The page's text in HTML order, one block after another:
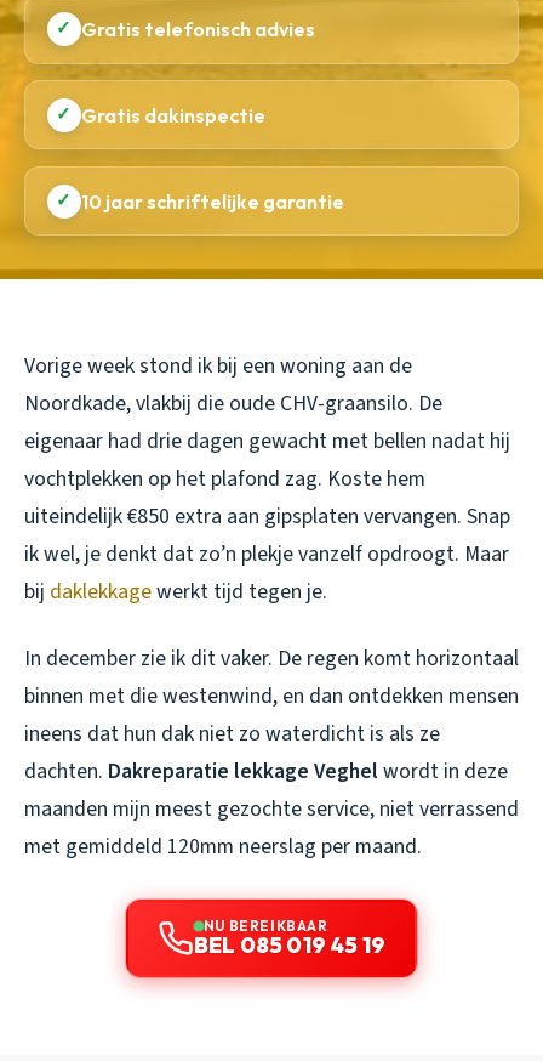
✓ Gratis telefonisch advies
✓ Gratis dakinspectie
✓ 10 jaar schriftelijke garantie
Vorige week stond ik bij een woning aan de
Noordkade, vlakbij die oude CHV-graansilo. De
eigenaar had drie dagen gewacht met bellen nadat hij
vochtplekken op het plafond zag. Koste hem
uiteindelijk €850 extra aan gipsplaten vervangen. Snap
ik wel, je denkt dat zo’n plekje vanzelf opdroogt. Maar
bij daklekkagewerkt tijd tegen je.
In december zie ik dit vaker. De regen komt horizontaal
binnen met die westenwind, en dan ontdekken mensen
ineens dat hun dak niet zo waterdicht is als ze
dachten. Dakreparatie lekkage Veghel wordt in deze
maanden mijn meest gezochte service, niet verrassend
met gemiddeld 120mm neerslag per maand.
NU BEREIKBAAR
BEL 085 019 45 19